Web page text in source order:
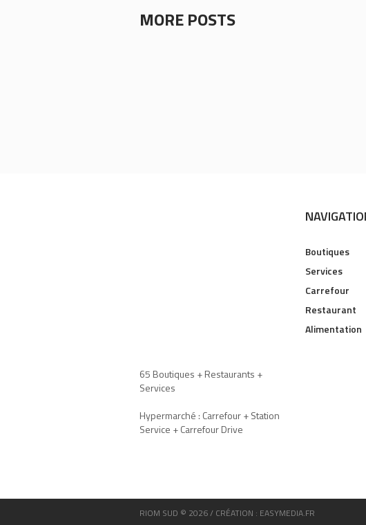
MORE POSTS
65 Boutiques + Restaurants +
Services
Hypermarché : Carrefour + Station
Service + Carrefour Drive
Boutiques
Services
Carrefour
Restaurant
Alimentation
RIOM SUD © 2026 / CRÉATION : EASYMEDIA.FR